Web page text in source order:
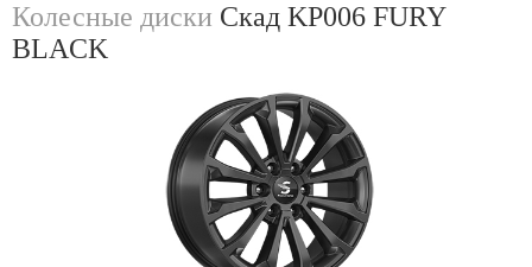
Колесные диски Скад KP006 FURY
BLACK